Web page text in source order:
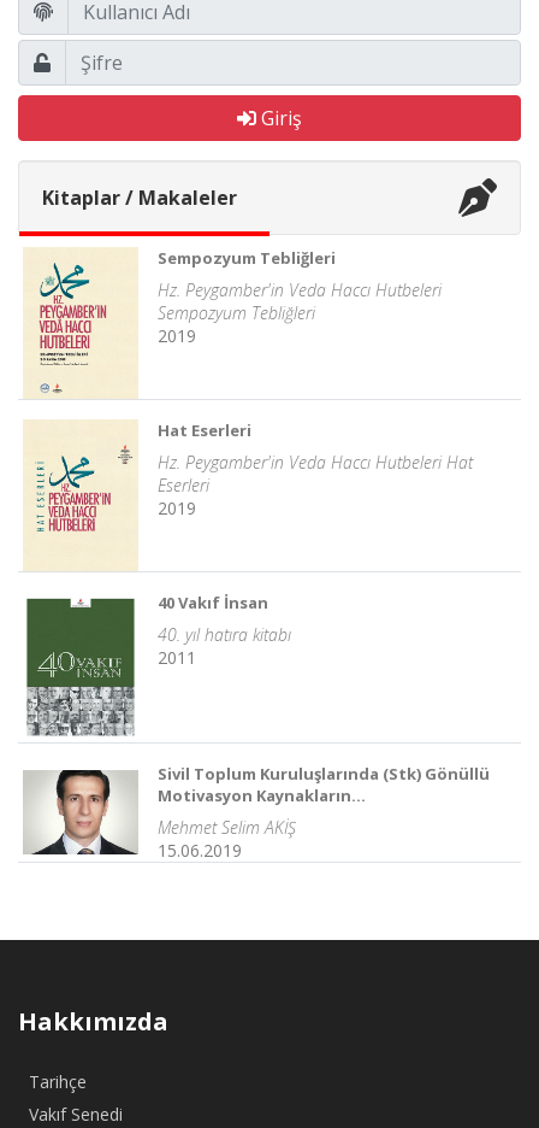
Giriş
Kitaplar / Makaleler
Sempozyum Tebliğleri
Hz. Peygamber'in Veda Haccı Hutbeleri
Sempozyum Tebliğleri
2019
Hat Eserleri
Hz. Peygamber'in Veda Haccı Hutbeleri Hat
Eserleri
2019
40 Vakıf İnsan
40. yıl hatıra kitabı
2011
Sivil Toplum Kuruluşlarında (Stk) Gönüllü
Motivasyon Kaynakların...
Mehmet Selim AKİŞ
15.06.2019
Hakkımızda
Tarihçe
Vakıf Senedi